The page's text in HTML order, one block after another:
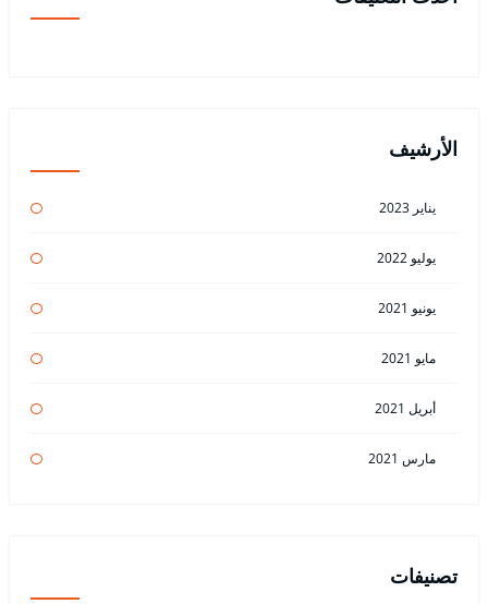
الأرشيف
يناير 2023
يوليو 2022
يونيو 2021
مايو 2021
أبريل 2021
مارس 2021
تصنيفات